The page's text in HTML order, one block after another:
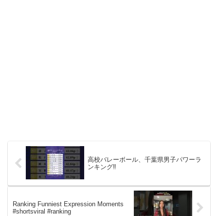
高校バレーボール、千葉県男子パワーラ
ンキング‼️
Ranking Funniest Expression Moments
#shortsviral #ranking